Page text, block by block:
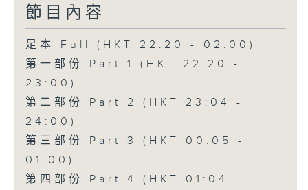
節目內容
足本 Full (HKT 22:20 - 02:00)
第一部份 Part 1 (HKT 22:20 -
23:00)
第二部份 Part 2 (HKT 23:04 -
24:00)
第三部份 Part 3 (HKT 00:05 -
01:00)
第四部份 Part 4 (HKT 01:04 -